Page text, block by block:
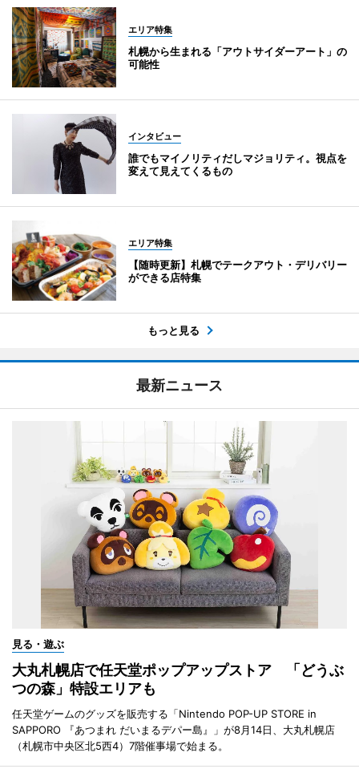
エリア特集
札幌から生まれる「アウトサイダーアート」の
可能性
インタビュー
誰でもマイノリティだしマジョリティ。視点を
変えて見えてくるもの
エリア特集
【随時更新】札幌でテークアウト・デリバリー
ができる店特集
もっと見る
最新ニュース
見る・遊ぶ
大丸札幌店で任天堂ポップアップストア 「どうぶ
つの森」特設エリアも
任天堂ゲームのグッズを販売する「Nintendo POP-UP STORE in
SAPPORO 『あつまれ だいまるデパー島』」が8月14日、大丸札幌店
（札幌市中央区北5西4）7階催事場で始まる。